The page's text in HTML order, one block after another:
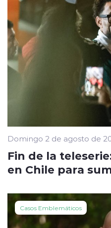
Domingo 2 de agosto de
Fin de la
en Chile para
Casos Emblemáticos